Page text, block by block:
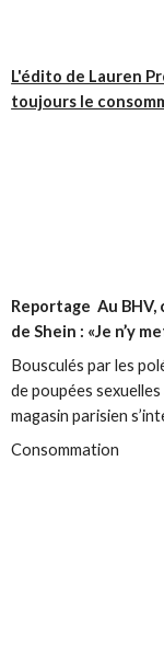
L'édito de Lauren
toujours le
Reportage Au
de Shein : «Je n’y
Bousculés par les
de poupées
magasin parisien
Consommation